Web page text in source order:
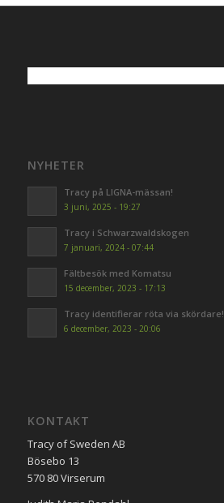
NYHETER
Tracy på LIGNA-mässan!
3 juni, 2025 - 19:27
Tracy i Schwarzwaldskogen
7 januari, 2024 - 07:44
Fältbesök med Komatsu
15 december, 2023 - 17:13
Tracy identifierar röta via skördare!
6 december, 2023 - 20:06
KONTAKT
Tracy of Sweden AB
Bösebo 13
570 80 Virserum